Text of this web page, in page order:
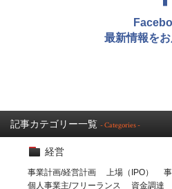
最新情報を
記事カテゴリー一覧 - Categories -
経営
事業計画/経営計画 上場（IPO）
個人事業主/フリーランス
資金調達